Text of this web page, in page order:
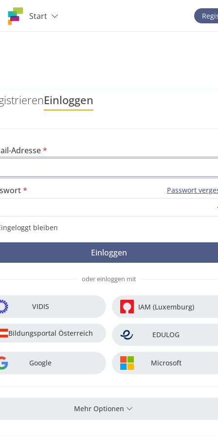
Start
Einloggen
Adresse
Passwort
bleiben
oder einloggen mit
VIDIS IAM (Luxemburg)
Bildungsportal Österreich EDULOG
Google Microsoft
Mehr Optionen